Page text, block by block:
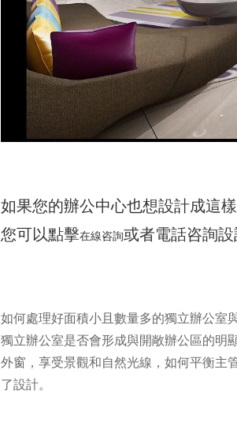
如果您的辦公中心也想設計成這
您可以點擊在線咨詢或者電話咨詢設
如何處理好面積小且數量多的獨立辦公室
獨立辦公室是否會形成與開敞辦公區的明
外窗，享受景觀和自然光線，如何平衡主
了設計。